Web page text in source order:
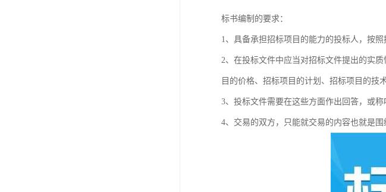
标书编制的要求：
1、具备承担招标项目的能力的投标人，按照
2、在投标文件中应当对招标文件提出的实
目的价格、招标项目的计划、招标项目的技
3、投标文件需要在这些方面作出回答，或
4、交易的双方，只能就交易的内容也就是